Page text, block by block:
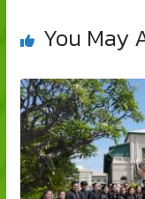
You May